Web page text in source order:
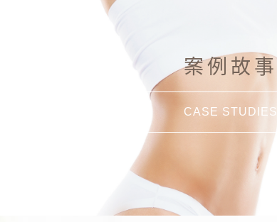
案例故事
CASE STUDIES